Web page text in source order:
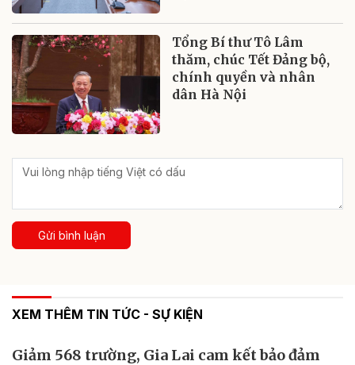
Tổng Bí thư Tô Lâm
thăm, chúc Tết Đảng bộ,
chính quyền và nhân
dân Hà Nội
Gửi bình luận
XEM THÊM TIN TỨC - SỰ KIỆN
Giảm 568 trường, Gia Lai cam kết bảo đảm